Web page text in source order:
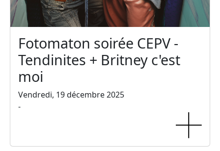
Fotomaton soirée CEPV -
Tendinites + Britney c'est
moi
Vendredi, 19 décembre 2025
-